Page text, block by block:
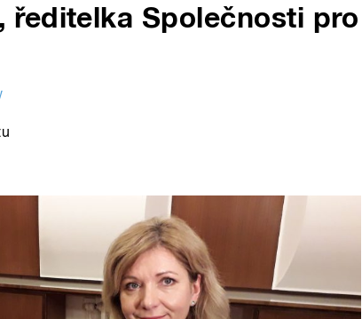
ředitelka Společnosti pro